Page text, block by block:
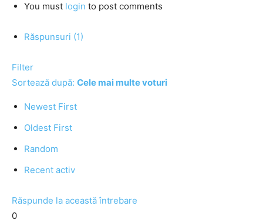
You must login to post comments
Răspunsuri (1)
Filter
Sortează după: Cele mai multe voturi
Newest First
Oldest First
Random
Recent activ
Răspunde la această întrebare
0